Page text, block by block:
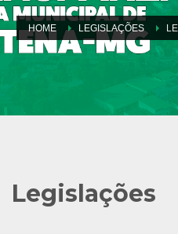
HOME LEGISLAÇÕES
Legislações